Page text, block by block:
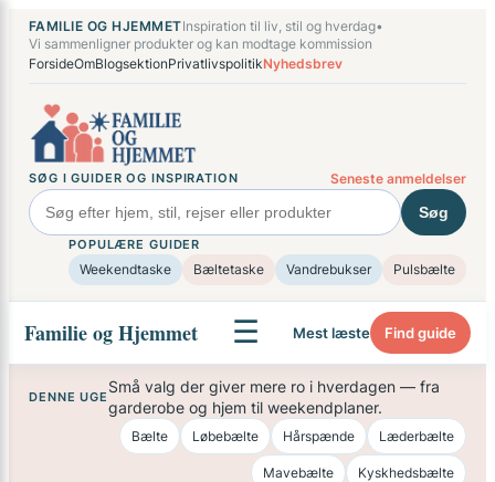
Spring
indhold
FAMILIE OG HJEMMETInspiration til liv, stil og hverdag•
Vi sammenligner produkter og kan modtage kommission
ForsideOmBlogsektionPrivatlivspolitikNyhedsbrev
SØG I GUIDER OG INSPIRATION Seneste anmeldelser
Søg
POPULÆRE GUIDER
Weekendtaske Bæltetaske Vandrebukser Pulsbælte
Familie og Hjemmet ☰ Mest læste Find guide
DENNE UGE
Små valg der giver mere ro i hverdagen — fra
garderobe og hjem til weekendplaner.
Bælte Løbebælte Hårspænde Læderbælte
Mavebælte Kyskhedsbælte